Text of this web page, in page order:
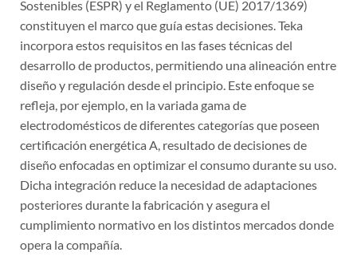
Sostenibles (ESPR) y el Reglamento (UE) 2017/1369)
constituyen el marco que guía estas decisiones. Teka
incorpora estos requisitos en las fases técnicas del
desarrollo de productos, permitiendo una alineación entre
diseño y regulación desde el principio. Este enfoque se
refleja, por ejemplo, en la variada gama de
electrodomésticos de diferentes categorías que poseen
certificación energética A, resultado de decisiones de
diseño enfocadas en optimizar el consumo durante su uso.
Dicha integración reduce la necesidad de adaptaciones
posteriores durante la fabricación y asegura el
cumplimiento normativo en los distintos mercados donde
opera la compañía.